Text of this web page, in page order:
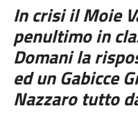
In crisi il Moie
penultimo in
Domani la
ed un Gabicce
Nazzaro tutto